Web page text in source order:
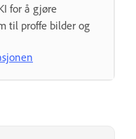
for å gjøre
til proffe bilder og